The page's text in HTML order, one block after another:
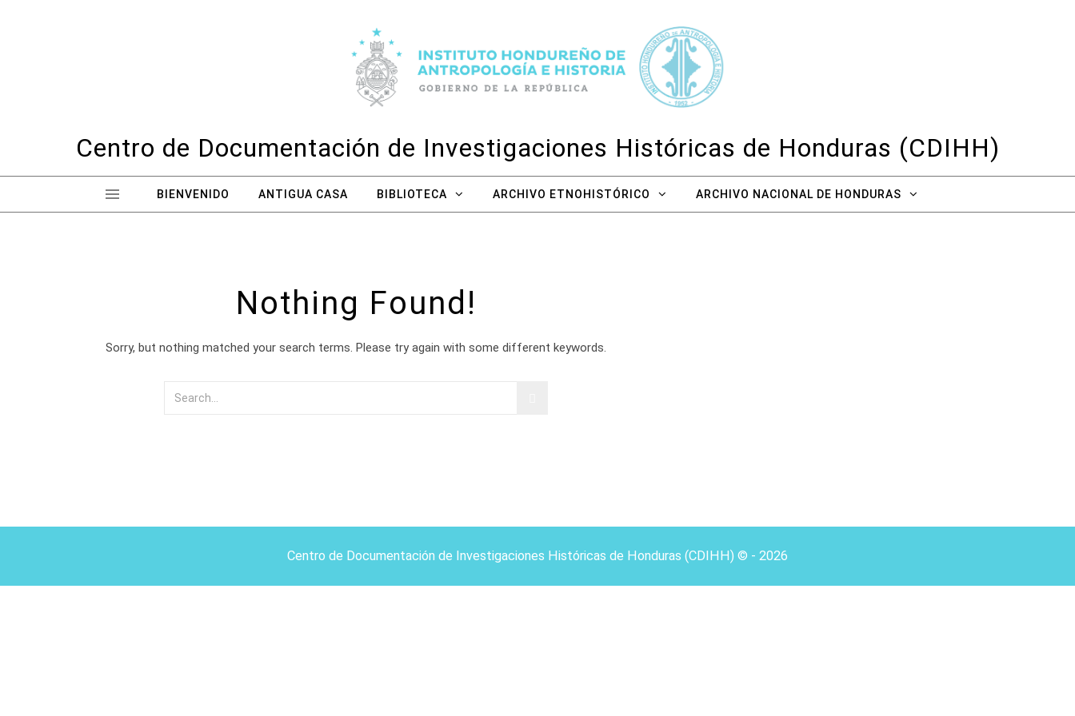
Centro de Documentación de Investigaciones Históricas de Honduras (CDIHH)
BIENVENIDO ANTIGUA CASA BIBLIOTECA ARCHIVO ETNOHISTÓRICO ARCHIVO NACIONAL DE HONDURAS
Nothing Found!
Sorry, but nothing matched your search terms. Please try again with some different keywords.
Centro de Documentación de Investigaciones Históricas de Honduras (CDIHH) © - 2026